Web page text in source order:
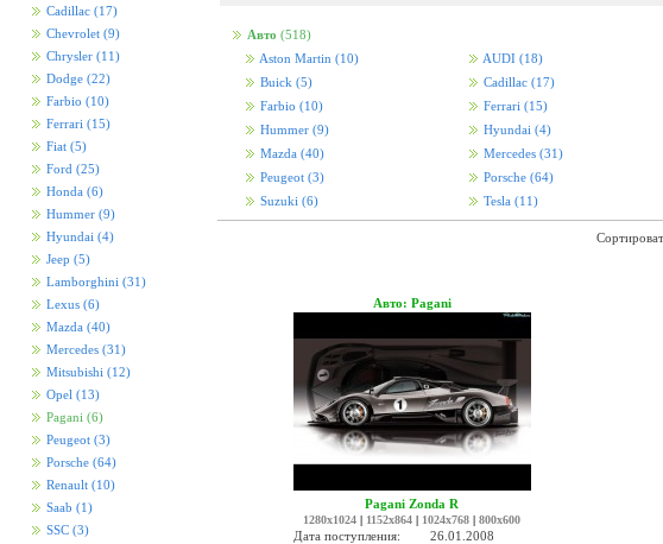
Cadillac (17)
Chevrolet (9)
Chrysler (11)
Dodge (22)
Farbio (10)
Ferrari (15)
Fiat (5)
Ford (25)
Honda (6)
Hummer (9)
Hyundai (4)
Jeep (5)
Lamborghini (31)
Lexus (6)
Mazda (40)
Mercedes (31)
Mitsubishi (12)
Opel (13)
Pagani (6)
Peugeot (3)
Porsche (64)
Renault (10)
Saab (1)
SSC (3)
Авто (518)
Aston Martin (10) AUDI (18)
Buick (5) Cadillac (17)
Farbio (10) Ferrari (15)
Hummer (9) Hyundai (4)
Mazda (40) Mercedes (31)
Peugeot (3) Porsche (64)
Suzuki (6) Tesla (11)
Авто: Pagani
Pagani Zonda R
1280x1024 | 1152x864 | 1024x768 | 800x600
Дата поступления:
26.01.2008